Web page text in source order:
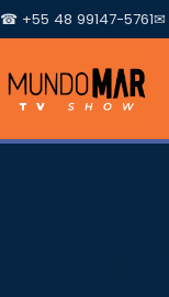
☎ +55 48 99147-5761✉